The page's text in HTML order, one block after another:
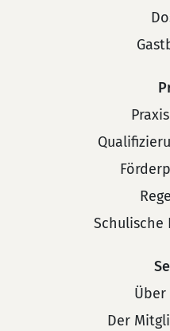
Schulische
Über
Der